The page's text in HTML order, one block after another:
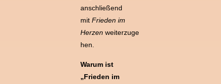
anschließend
mit Frieden im
Herzenweiterzuge
hen.
Warum ist
„Frieden im